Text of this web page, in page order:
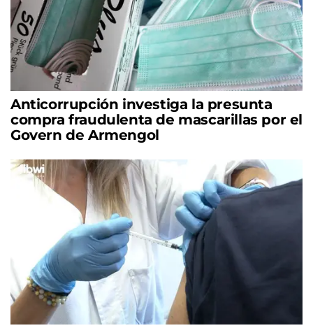
Anticorrupción investiga la presunta
compra fraudulenta de mascarillas por el
Govern de Armengol